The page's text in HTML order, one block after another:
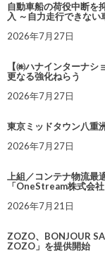
自動車船の荷役中断を
入 ～自力走行できな
2026年7月27日
【㈱ハナインターナ
更なる強化ねらう
2026年7月27日
東京ミッドタウン八重
2026年7月27日
上組／コンテナ物流
「OneStream株式会
2026年7月21日
ZOZO、BONJOUR
ZOZO」を提供開始